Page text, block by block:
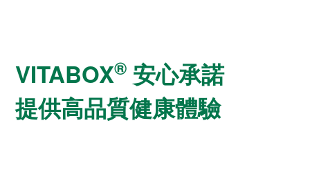
VITABOX® 安心承諾
提供高品質健康體驗